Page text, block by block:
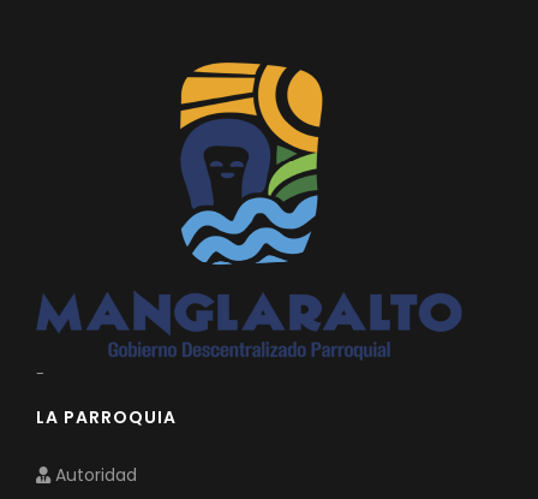
-
LA PARROQUIA
Autoridad